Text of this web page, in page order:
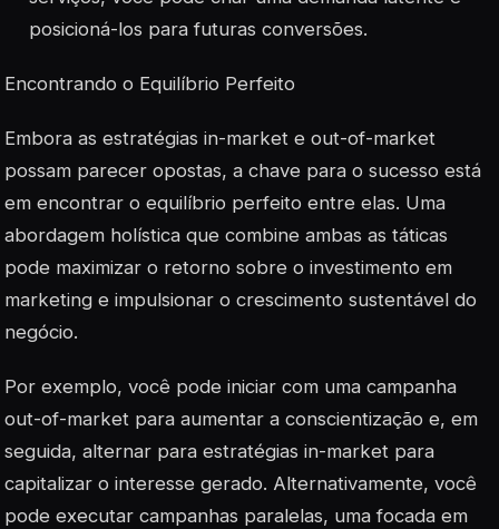
posicioná-los para futuras conversões.
Encontrando o Equilíbrio Perfeito
Embora as estratégias in-market e out-of-market
possam parecer opostas, a chave para o sucesso está
em encontrar o equilíbrio perfeito entre elas. Uma
abordagem holística que combine ambas as táticas
pode maximizar o retorno sobre o investimento em
marketing e impulsionar o crescimento sustentável do
negócio.
Por exemplo, você pode iniciar com uma campanha
out-of-market para aumentar a conscientização e, em
seguida, alternar para estratégias in-market para
capitalizar o interesse gerado. Alternativamente, você
pode executar campanhas paralelas, uma focada em